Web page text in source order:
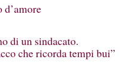
di un sindacato.
che ricorda tempi bui”